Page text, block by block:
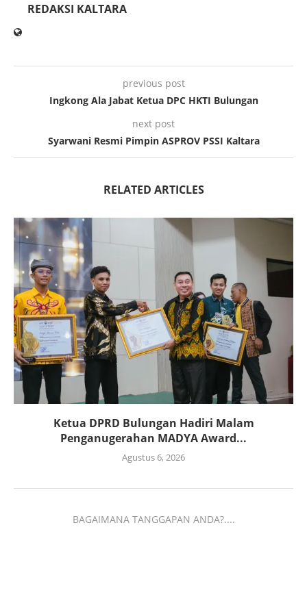
REDAKSI KALTARA
previous post
Ingkong Ala Jabat Ketua DPC HKTI Bulungan
next post
Syarwani Resmi Pimpin ASPROV PSSI Kaltara
RELATED ARTICLES
Ketua DPRD Bulungan Hadiri Malam
Penganugerahan MADYA Award...
Agustus 6, 2026
BAGAIMANA TANGGAPAN ANDA?....